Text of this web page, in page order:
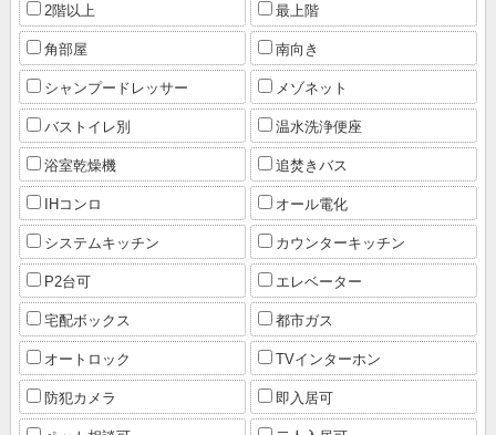
2階以上 最上階
角部屋 南向き
シャンプードレッサー メゾネット
バストイレ別 温水洗浄便座
浴室乾燥機 追焚きバス
IHコンロ オール電化
システムキッチン カウンターキッチン
P2台可 エレベーター
宅配ボックス 都市ガス
オートロック TVインターホン
防犯カメラ 即入居可